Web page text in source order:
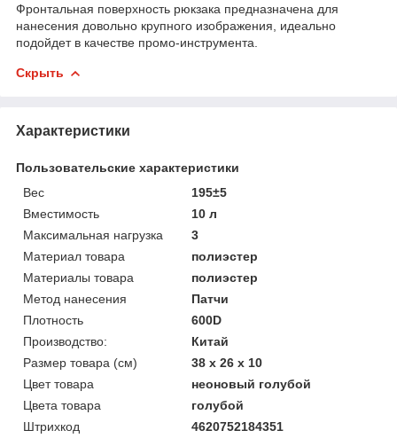
Фронтальная поверхность рюкзака предназначена для
нанесения довольно крупного изображения, идеально
подойдет в качестве промо-инструмента.
Скрыть
Характеристики
Пользовательские характеристики
Вес
195±5
Вместимость
10 л
Максимальная нагрузка
3
Материал товара
полиэстер
Материалы товара
полиэстер
Метод нанесения
Патчи
Плотность
600D
Производство:
Китай
Размер товара (см)
38 х 26 х 10
Цвет товара
неоновый голубой
Цвета товара
голубой
Штрихкод
4620752184351